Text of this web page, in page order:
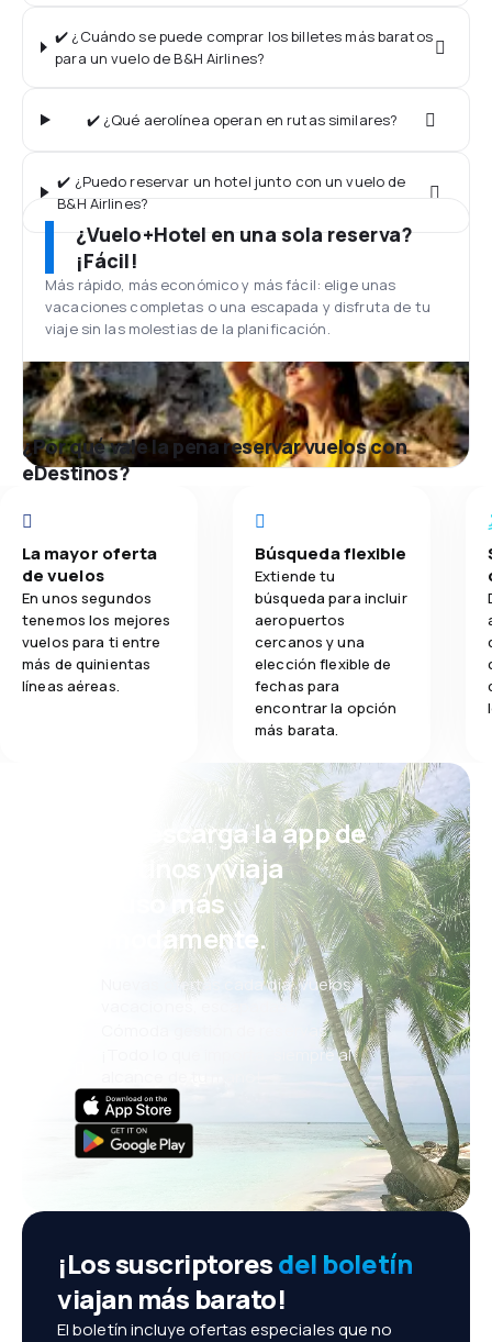
✔️ ¿Cuándo se puede comprar los billetes más baratos
para un vuelo de B&H Airlines?
✔️ ¿Qué aerolínea operan en rutas similares?
✔️ ¿Puedo reservar un hotel junto con un vuelo de
B&H Airlines?
¿Vuelo+Hotel en una sola reserva?
¡Fácil!
Más rápido, más económico y más fácil: elige unas
vacaciones completas o una escapada y disfruta de tu
viaje sin las molestias de la planificación.
¿Por qué vale la pena reservar vuelos con
eDestinos?
La mayor oferta
de vuelos
En unos segundos
tenemos los mejores
vuelos para ti entre
más de quinientas
líneas aéreas.
Búsqueda flexible
Extiende tu
búsqueda para incluir
aeropuertos
cercanos y una
elección flexible de
fechas para
encontrar la opción
más barata.
¡Eh! Descarga la app de
eDestinos y viaja
incluso más
cómodamente.
Nuevas ofertas cada día: vuelos,
vacaciones, escapadas
Cómoda gestión de reservas
¡Todo lo que importa, siempre al
¡Los suscriptoresdel boletín
viajan más barato!
El boletín incluye ofertas especiales que no